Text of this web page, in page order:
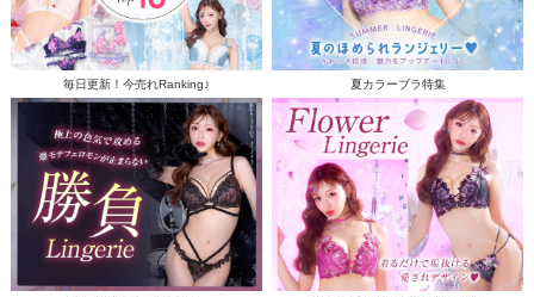
毎日更新！今売れRanking♪ 夏カラーブラ特集